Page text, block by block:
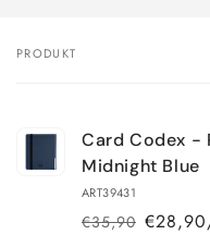
Dein
PRODUKT
Card Codex -
Midnight Blue
ART39431
€35,90